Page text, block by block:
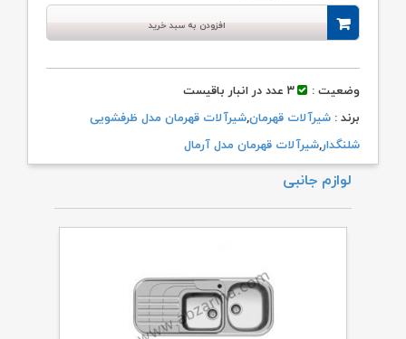
افزودن به سبد خرید
وضعیت :
۳ عدد در انبار باقیست
برند : شیرآلات قهرمان,شیرآلات قهرمان مدل ظرفشویی
شلنگدار,شیرآلات قهرمان مدل آرمال
لوازم جانبی